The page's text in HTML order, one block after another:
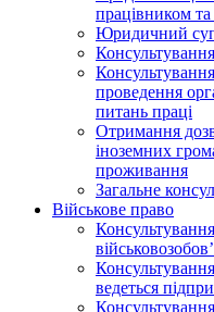
працівником
Юридичний
Консультування
проведення
питань праці
Отримання
іноземних
проживання
Загальне
Військове право
ведеться